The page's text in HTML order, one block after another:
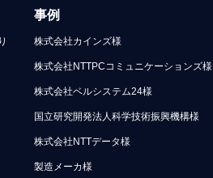
事例
株式会社カインズ様
株式会社NTTPCコミュニケーションズ様
株式会社ベルシステム24様
国立研究開発法人科学技術振興機構様
株式会社NTTデータ様
製造メーカ様